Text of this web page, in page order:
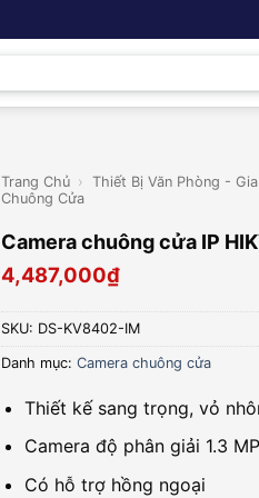
Trang Chủ › Thiết Bị Văn Phòng -
Chuông Cửa
Camera chuông cửa IP
4,487,000₫
SKU: DS-KV8402-IM
Danh mục: Camera chuông cửa
Thiết kế sang trọng, vỏ
Camera độ phân giải 1.3
Có hỗ trợ hồng ngoại